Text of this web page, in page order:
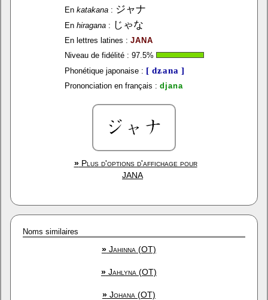
En katakana: ジャナ
En hiragana: じゃな
En lettres latines : JANA
Niveau de fidélité : 97.5%
Phonétique japonaise : [ dʑana ]
Prononciation en français : djana
»Plus d'options d'affichage pour
JANA
Noms similaires
»Jahinna (OT)
»Jahlyna (OT)
»Johana (OT)